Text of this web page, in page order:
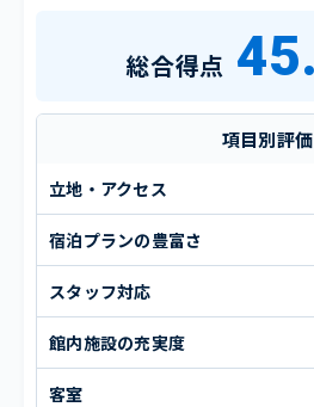
総合得点
項目別評価
立地・アクセス
宿泊プランの豊富さ
スタッフ対応
館内施設の充実度
客室